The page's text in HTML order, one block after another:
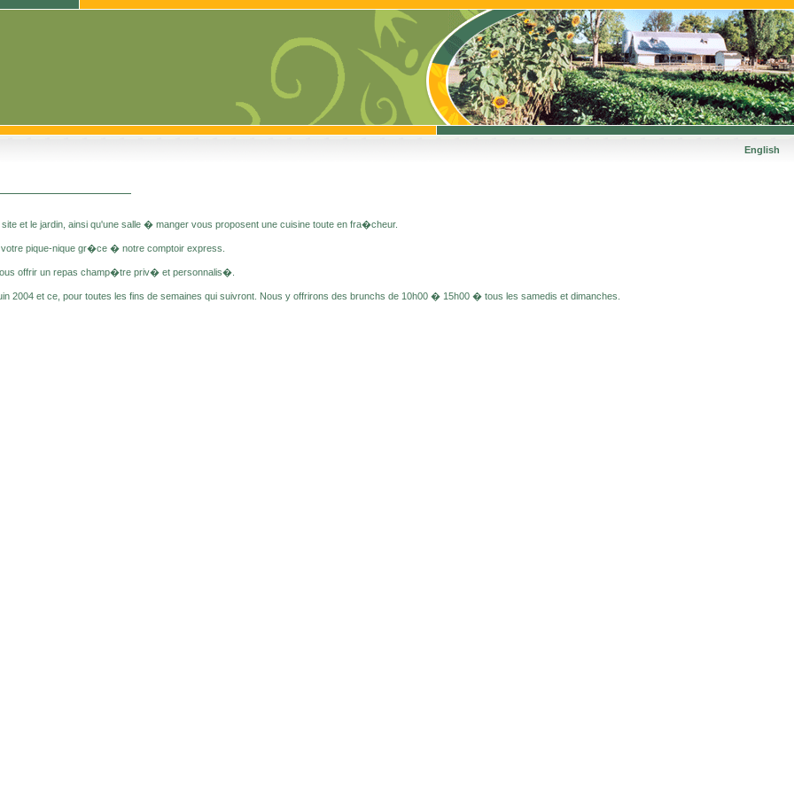
English
et le jardin, ainsi qu'une salle � manger vous proposent une cuisine toute en fra�cheur.
pique-nique gr�ce � notre comptoir express.
offrir un repas champ�tre priv� et personnalis�.
2004 et ce, pour toutes les fins de semaines qui suivront. Nous y offrirons des brunchs de 10h00 � 15h00 � tous les samedis et dimanches.